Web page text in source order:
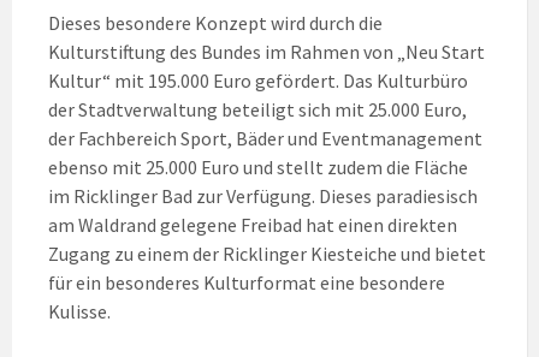
Dieses besondere Konzept wird durch die
Kulturstiftung des Bundes im Rahmen von „Neu Start
Kultur“ mit 195.000 Euro gefördert. Das Kulturbüro
der Stadtverwaltung beteiligt sich mit 25.000 Euro,
der Fachbereich Sport, Bäder und Eventmanagement
ebenso mit 25.000 Euro und stellt zudem die Fläche
im Ricklinger Bad zur Verfügung. Dieses paradiesisch
am Waldrand gelegene Freibad hat einen direkten
Zugang zu einem der Ricklinger Kiesteiche und bietet
für ein besonderes Kulturformat eine besondere
Kulisse.